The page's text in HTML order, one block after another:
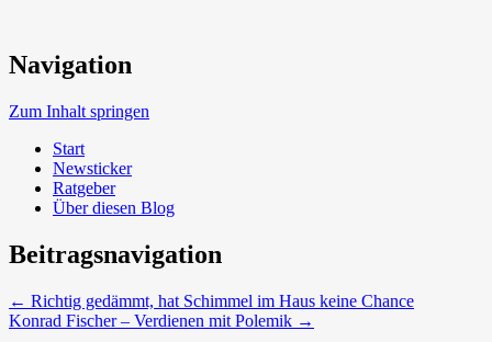
Umweltbewusst Bauen
Neue Trends beim Bauen der Zukunft
Navigation
Zum Inhalt springen
Start
Newsticker
Ratgeber
Über diesen Blog
Beitragsnavigation
← Richtig gedämmt, hat Schimmel im Haus keine Chance
Konrad Fischer – Verdienen mit Polemik →